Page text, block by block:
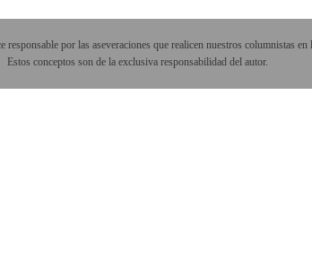
responsable por las aseveraciones que realicen nuestros columnistas
Estos conceptos son de la exclusiva responsabilidad del autor.